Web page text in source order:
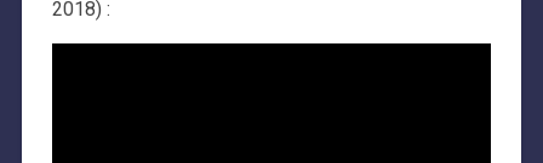
2018) :